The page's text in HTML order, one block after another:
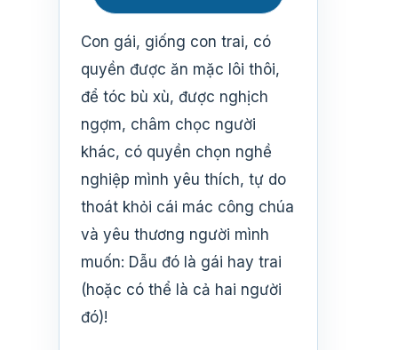
Con gái, giống con trai, có
quyền được ăn mặc lôi thôi,
để tóc bù xù, được nghịch
ngợm, châm chọc người
khác, có quyền chọn nghề
nghiệp mình yêu thích, tự do
thoát khỏi cái mác công chúa
và yêu thương người mình
muốn: Dẫu đó là gái hay trai
(hoặc có thể là cả hai người
đó)!